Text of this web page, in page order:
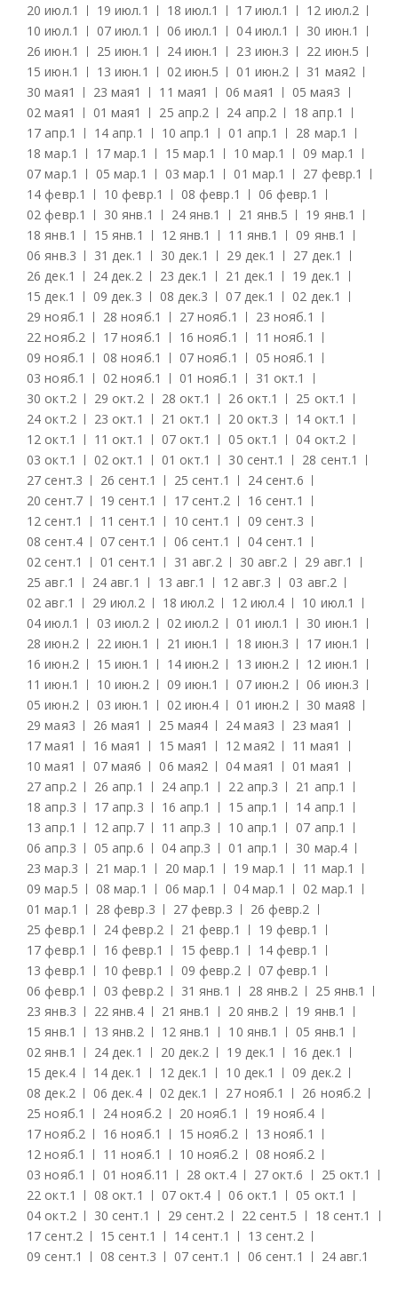
20 июл.1 19 июл.1 18 июл.1 17 июл.1 12 июл.2
10 июл.1 07 июл.1 06 июл.1 04 июл.1 30 июн.1
26 июн.1 25 июн.1 24 июн.1 23 июн.3 22 июн.5
15 июн.1 13 июн.1 02 июн.5 01 июн.2 31 мая2
30 мая1 23 мая1 11 мая1 06 мая1 05 мая3
02 мая1 01 мая1 25 апр.2 24 апр.2 18 апр.1
17 апр.1 14 апр.1 10 апр.1 01 апр.1 28 мар.1
18 мар.1 17 мар.1 15 мар.1 10 мар.1 09 мар.1
07 мар.1 05 мар.1 03 мар.1 01 мар.1 27 февр.1
14 февр.1 10 февр.1 08 февр.1 06 февр.1
02 февр.1 30 янв.1 24 янв.1 21 янв.5 19 янв.1
18 янв.1 15 янв.1 12 янв.1 11 янв.1 09 янв.1
06 янв.3 31 дек.1 30 дек.1 29 дек.1 27 дек.1
26 дек.1 24 дек.2 23 дек.1 21 дек.1 19 дек.1
15 дек.1 09 дек.3 08 дек.3 07 дек.1 02 дек.1
29 нояб.1 28 нояб.1 27 нояб.1 23 нояб.1
22 нояб.2 17 нояб.1 16 нояб.1 11 нояб.1
09 нояб.1 08 нояб.1 07 нояб.1 05 нояб.1
03 нояб.1 02 нояб.1 01 нояб.1 31 окт.1
30 окт.2 29 окт.2 28 окт.1 26 окт.1 25 окт.1
24 окт.2 23 окт.1 21 окт.1 20 окт.3 14 окт.1
12 окт.1 11 окт.1 07 окт.1 05 окт.1 04 окт.2
03 окт.1 02 окт.1 01 окт.1 30 сент.1 28 сент.1
27 сент.3 26 сент.1 25 сент.1 24 сент.6
20 сент.7 19 сент.1 17 сент.2 16 сент.1
12 сент.1 11 сент.1 10 сент.1 09 сент.3
08 сент.4 07 сент.1 06 сент.1 04 сент.1
02 сент.1 01 сент.1 31 авг.2 30 авг.2 29 авг.1
25 авг.1 24 авг.1 13 авг.1 12 авг.3 03 авг.2
02 авг.1 29 июл.2 18 июл.2 12 июл.4 10 июл.1
04 июл.1 03 июл.2 02 июл.2 01 июл.1 30 июн.1
28 июн.2 22 июн.1 21 июн.1 18 июн.3 17 июн.1
16 июн.2 15 июн.1 14 июн.2 13 июн.2 12 июн.1
11 июн.1 10 июн.2 09 июн.1 07 июн.2 06 июн.3
05 июн.2 03 июн.1 02 июн.4 01 июн.2 30 мая8
29 мая3 26 мая1 25 мая4 24 мая3 23 мая1
17 мая1 16 мая1 15 мая1 12 мая2 11 мая1
10 мая1 07 мая6 06 мая2 04 мая1 01 мая1
27 апр.2 26 апр.1 24 апр.1 22 апр.3 21 апр.1
18 апр.3 17 апр.3 16 апр.1 15 апр.1 14 апр.1
13 апр.1 12 апр.7 11 апр.3 10 апр.1 07 апр.1
06 апр.3 05 апр.6 04 апр.3 01 апр.1 30 мар.4
23 мар.3 21 мар.1 20 мар.1 19 мар.1 11 мар.1
09 мар.5 08 мар.1 06 мар.1 04 мар.1 02 мар.1
01 мар.1 28 февр.3 27 февр.3 26 февр.2
25 февр.1 24 февр.2 21 февр.1 19 февр.1
17 февр.1 16 февр.1 15 февр.1 14 февр.1
13 февр.1 10 февр.1 09 февр.2 07 февр.1
06 февр.1 03 февр.2 31 янв.1 28 янв.2 25 янв.1
23 янв.3 22 янв.4 21 янв.1 20 янв.2 19 янв.1
15 янв.1 13 янв.2 12 янв.1 10 янв.1 05 янв.1
02 янв.1 24 дек.1 20 дек.2 19 дек.1 16 дек.1
15 дек.4 14 дек.1 12 дек.1 10 дек.1 09 дек.2
08 дек.2 06 дек.4 02 дек.1 27 нояб.1 26 нояб.2
25 нояб.1 24 нояб.2 20 нояб.1 19 нояб.4
17 нояб.2 16 нояб.1 15 нояб.2 13 нояб.1
12 нояб.1 11 нояб.1 10 нояб.2 08 нояб.2
03 нояб.1 01 нояб.11 28 окт.4 27 окт.6 25 окт.1
22 окт.1 08 окт.1 07 окт.4 06 окт.1 05 окт.1
04 окт.2 30 сент.1 29 сент.2 22 сент.5 18 сент.1
17 сент.2 15 сент.1 14 сент.1 13 сент.2
09 сент.1 08 сент.3 07 сент.1 06 сент.1 24 авг.1